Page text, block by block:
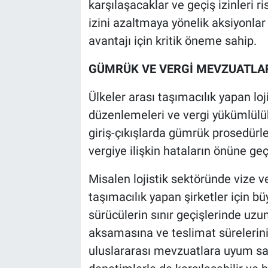
karşılaşacaklar ve geçiş izinleri
izini azaltmaya yönelik
avantajı için kritik öneme sahip.
GÜMRÜK VE VERGİ
Ülkeler arası taşımacılık yapan
düzenlemeleri ve vergi
giriş-çıkışlarda gümrük
vergiye ilişkin hataların önüne
Misalen lojistik sektöründe vize
taşımacılık yapan şirketler için
sürücülerin sınır geçişlerinde
aksamasına ve teslimat
uluslararası mevzuatlara uyum